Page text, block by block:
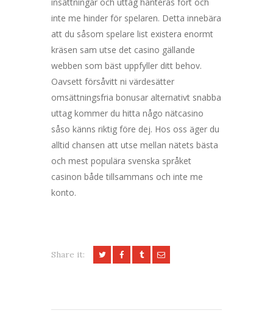
insättningar och uttag hanteras fort och
inte me hinder för spelaren. Detta innebära
att du såsom spelare list existera enormt
kräsen sam utse det casino gällande
webben som bäst uppfyller ditt behov.
Oavsett försåvitt ni värdesätter
omsättningsfria bonusar alternativt snabba
uttag kommer du hitta någo nätcasino
såso känns riktig före dej. Hos oss äger du
alltid chansen att utse mellan nätets bästa
och mest populära svenska språket
casinon både tillsammans och inte me
konto.
Share it: